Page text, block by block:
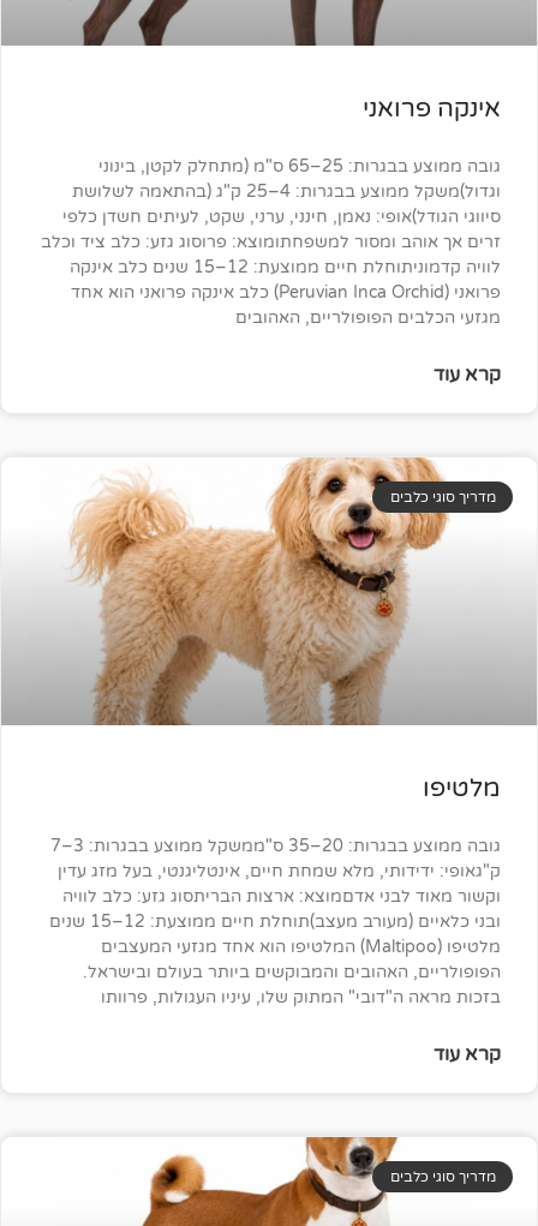
גובה ממוצע בבגרות: 25–65 ס"מ (מתחלק לקטן, בינוני
וגדול)משקל ממוצע בבגרות: 4–25 ק"ג (בהתאמה לשלושת
נאמן, חינני, ערני, שקט, לעיתים חשדן כלפי
ומסור למשפחתומוצא: פרוסוג גזע: כלב ציד וכלב
לוויה קדמוניתוחלת חיים ממוצעת: 12–15 שנים כלב אינקה
פרואני (Peruvian Inca Orchid) כלב אינקה פרואני הוא אחד
הפופולריים, האהובים
גובה ממוצע בבגרות: 20–35 ס"ממשקל ממוצע בבגרות: 3–7
מלא שמחת חיים, אינטליגנטי, בעל מזג עדין
אדםמוצא: ארצות הבריתסוג גזע: כלב לוויה
ובני כלאיים (מעורב מעצב)תוחלת חיים ממוצעת: 12–15 שנים
מלטיפו (Maltipoo) המלטיפו הוא אחד מגזעי המעצבים
והמבוקשים ביותר בעולם ובישראל.
המתוק שלו, עיניו העגולות, פרוותו